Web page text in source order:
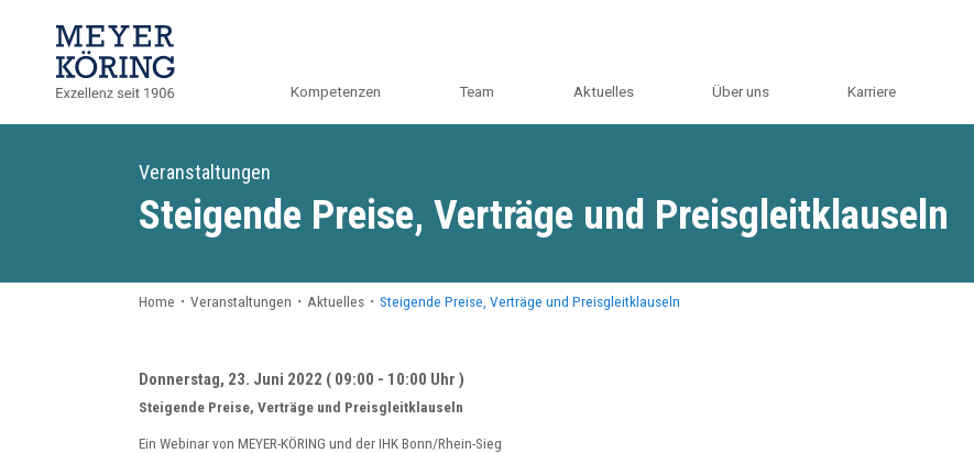
Kompetenzen Team Aktuelles Über uns Karriere
Veranstaltungen
Steigende Preise, Verträge und Preisgleitklauseln
Home ・ Veranstaltungen ・ Aktuelles ・ Steigende Preise, Verträge und Preisgleitklauseln
Donnerstag, 23. Juni 2022 ( 09:00 - 10:00 Uhr )
Steigende Preise, Verträge und Preisgleitklauseln
Ein Webinar von MEYER-KÖRING und der IHK Bonn/Rhein-Sieg